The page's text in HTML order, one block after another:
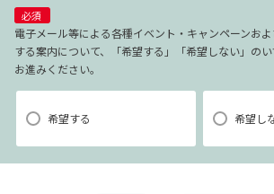
当ウェブサイトの閲覧情報）は、以下の目的で利用さ
(1)お申し込み頂いたリクエストに対応するにあたり
ため。
(2)本リクエストに関するお問い合わせやご要望に対
め。
(3)当社が取り扱う商品・サービスに関する営業上の
分析した上で、お客様のライフステージ、ご趣味や
必須
電子メール等による各種イベント・キャンペーンお
する案内について、「希望する」「希望しない」の
お進みください。
希望する 希望し